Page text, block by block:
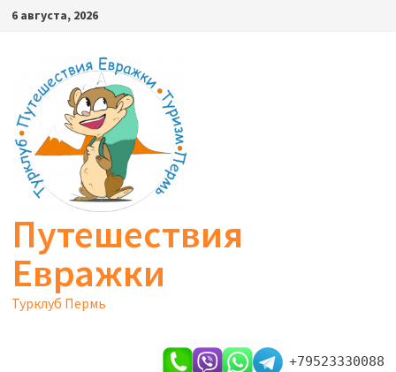
Перейти
содержимому
6 августа, 2026
Путешествия
Евражки
Турклуб Пермь
+79523330088